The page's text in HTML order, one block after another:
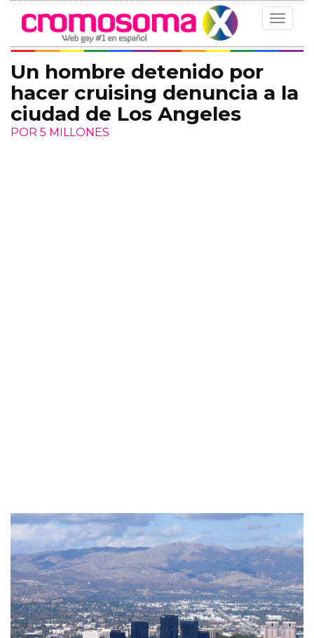
Toggle
Un hombre detenido por
hacer cruising denuncia a la
ciudad de Los Angeles
POR 5 MILLONES